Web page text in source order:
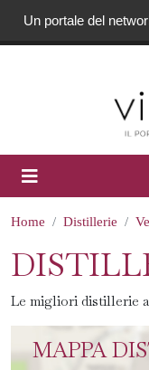
Un portale del
Home Distillerie
Le migliori distillerie a
MAPPA